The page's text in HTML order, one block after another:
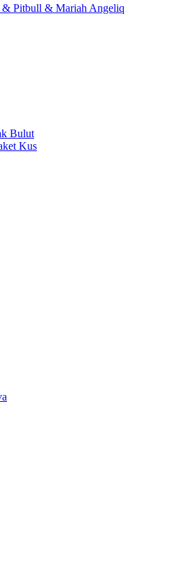
Pitbull & Mariah Angeliq
Bulut
Kus